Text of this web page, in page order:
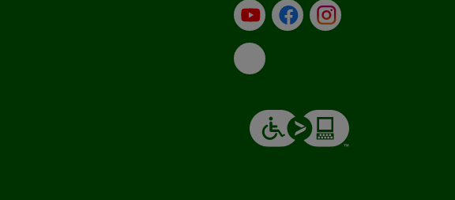
Su YouTube
ContattiProfilo Instagram
Email